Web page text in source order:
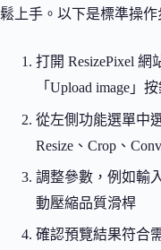
鬆上手。以下是標準操作
打開 ResizePixel 網
「Upload image」
從左側功能選單中
Resize、Crop、
調整參數，例如輸
動壓縮品質滑桿
確認預覽結果符合